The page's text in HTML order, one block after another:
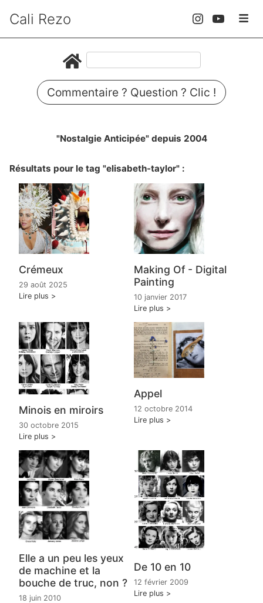
Cali Rezo
Commentaire ? Question ? Clic !
"Nostalgie Anticipée" depuis 2004
Résultats pour le tag "elisabeth-taylor" :
Crémeux
29 août 2025
Lire plus
Making Of - Digital
Painting
10 janvier 2017
Lire plus
Minois en miroirs
30 octobre 2015
Lire plus
Appel
12 octobre 2014
Lire plus
Elle a un peu les yeux
de machine et la
bouche de truc, non ?
18 juin 2010
De 10 en 10
12 février 2009
Lire plus